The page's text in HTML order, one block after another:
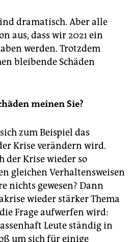
dramatisch. Aber alle
aus, dass wir 2021 ein
werden. Trotzdem
bleibende Schäden
meinen Sie?
zum Beispiel das
Krise verändern wird.
der Krise wieder so
gleichen Verhaltensweisen
nichts gewesen? Dann
wieder stärker Thema
Frage aufwerfen wird:
Leute ständig in
um sich für einige